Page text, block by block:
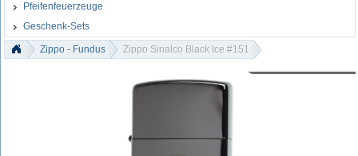
Pfeifenfeuerzeuge
Geschenk-Sets
Zippo - Fundus Zippo Sinalco Black Ice #151